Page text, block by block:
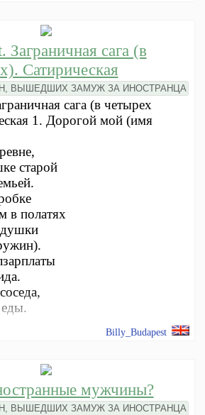
сага (в
Сатирическая
ВЫШЕДШИХ ЗАМУЖ ЗА ИНОСТРАНЦА
сага (в четырех
1. Дорогой мой (имя
старой
в полатях
еды.
Billy_Budapest
мужчины?
ВЫШЕДШИХ ЗАМУЖ ЗА ИНОСТРАНЦА